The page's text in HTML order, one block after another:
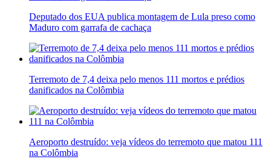
Deputado dos EUA publica montagem de Lula preso como
Maduro com garrafa de cachaça
Terremoto de 7,4 deixa pelo menos 111 mortos e prédios
danificados na Colômbia
Aeroporto destruído: veja vídeos do terremoto que matou 111
na Colômbia